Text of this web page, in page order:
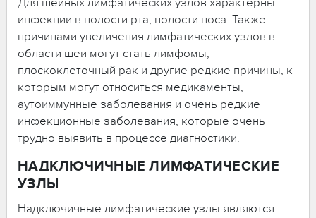
Для шейных лимфатических узлов характерны
инфекции в полости рта, полости носа. Также
причинами увеличения лимфатических узлов в
области шеи могут стать лимфомы,
плоскоклеточный рак и другие редкие причины, к
которым могут относиться медикаменты,
аутоиммунные заболевания и очень редкие
инфекционные заболевания, которые очень
трудно выявить в процессе диагностики.
НАДКЛЮЧИЧНЫЕ ЛИМФАТИЧЕСКИЕ
УЗЛЫ
Надключичные лимфатические узлы являются